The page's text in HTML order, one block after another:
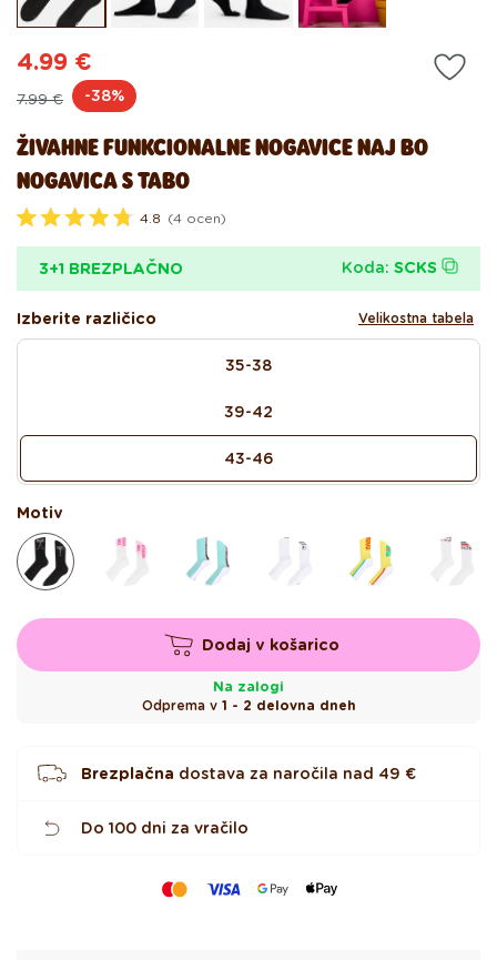
modalnem
oknu
ŽIVAHNE FUNKCIONALNE NOGAVICE NAJ BO
NOGAVICA S TABO
c
e
n
o
d
v
z
i
c
4.8 (4 ocen)
Redna
7.99 €
Akcijska
4.99 €
-38%
3+1 BREZPLAČNO Koda: SCKS
Izberite različico
Velikostna tabela
35-38
39-42
43-46
Motiv
Dodaj v košarico
Na zalogi
Odprema v 1 - 2 delovna dneh
Brezplačna dostava za naročila nad 49 €
Do 100 dni za vračilo